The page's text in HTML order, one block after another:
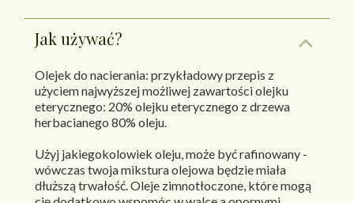
Jak używać?
Olejek do nacierania: przykładowy przepis z
użyciem najwyższej możliwej zawartości olejku
eterycznego: 20% olejku eterycznego z drzewa
herbacianego 80% oleju.
Użyj jakiegokolowiek oleju, może być rafinowany -
wówczas twoja mikstura olejowa będzie miała
dłuższą trwałość. Oleje zimnotłoczone, które mogą